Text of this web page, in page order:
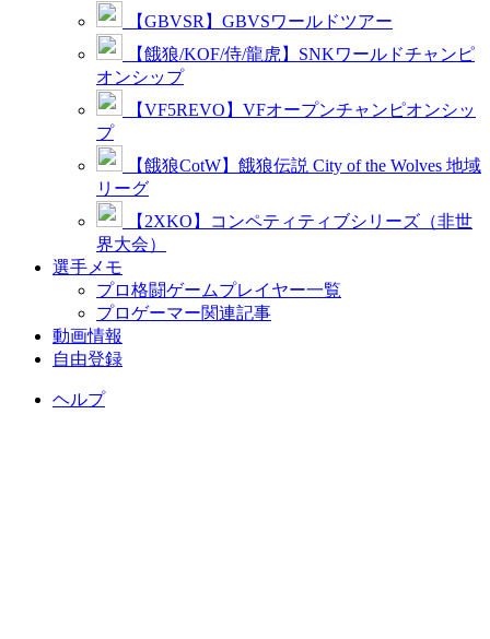
【GBVSR】GBVSワールドツアー
【餓狼/KOF/侍/龍虎】SNKワールドチャンピ
オンシップ
【VF5REVO】VFオープンチャンピオンシッ
プ
【餓狼CotW】餓狼伝説 City of the Wolves 地域
リーグ
【2XKO】コンペティティブシリーズ（非世
界大会）
選手メモ
プロ格闘ゲームプレイヤー一覧
プロゲーマー関連記事
動画情報
自由登録
ヘルプ